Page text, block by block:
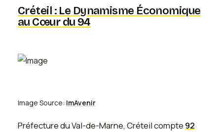
Créteil : Le Dynamisme Économique
au Cœur du 94
Image Source: ImAvenir
Préfecture du Val-de-Marne, Créteil compte 92